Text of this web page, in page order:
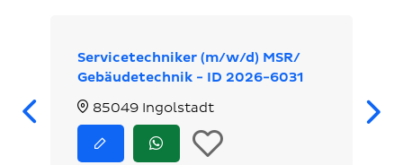
Zurück
Servicetechniker (m/w/d) MSR/
Gebäudetechnik - ID 2026-6031
85049 Ingolstadt
bewerben
Jetzt
via
In